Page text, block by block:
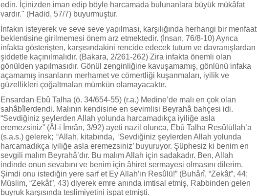
edin. İçinizden iman edip böyle harcamada bulunanlara büyük mükâfat
vardır." (Hadid, 57/7) buyurmuştur.
İnfakın isteyerek ve seve seve yapılması, karşılığında herhangi bir menfaat
beklentisine girilmemesi önem arz etmektedir. (İnsan, 76/8-10) Ayrıca
infakta gösterişten, karşısındakini rencide edecek tutum ve davranışlardan
şiddetle kaçınılmalıdır. (Bakara, 2/261-262) Zira infakta önemli olan
gönülden yapılmasıdır. Gönül zenginliğine kavuşamamış, gönlünü infaka
açamamış insanların merhamet ve cömertliği kuşanmaları, iyilik ve
güzellikleri çoğaltmaları mümkün olamayacaktır.
Ensardan Ebû Talha (ö. 34/654-55) (r.a.) Medine’de malı en çok olan
sahâbîlerdendi. Malının kendisine en sevimlisi Beyrahâ bahçesi idi.
“Sevdiğiniz şeylerden Allah yolunda harcamadıkça iyiliğe asla
eremezsiniz” (Âl-i İmrân, 3/92) ayeti nazil olunca, Ebû Talha Resûlüllah’a
(s.a.s.) gelerek; “Allah, kitabında, ‘Sevdiğiniz şeylerden Allah yolunda
harcamadıkça iyiliğe asla eremezsiniz’ buyuruyor. Şüphesiz ki benim en
sevgili malım Beyrahâ’dır. Bu malım Allah için sadakadır. Ben, Allah
indinde onun sevabını ve benim için âhiret sermayesi olmasını dilerim.
Şimdi onu istediğin yere sarf et Ey Allah’ın Resûlü!” (Buhârî, “Zekât”, 44;
Müslim, “Zekât”, 43) diyerek emre anında imtisal etmiş, Rabbinden gelen
buyruk karşısında teslimiyetini ispat etmişti.